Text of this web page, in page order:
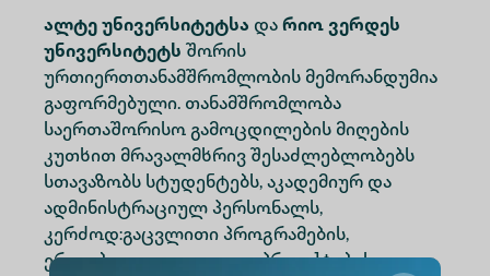
ალტე უნივერსიტეტსა და რიო ვერდეს
უნივერსიტეტს შორის
ურთიერთთანამშრომლობის მემორანდუმია
გაფორმებული. თანამშრომლობა
საერთაშორისო გამოცდილების მიღების
კუთხით მრავალმხრივ შესაძლებლობებს
სთავაზობს სტუდენტებს, აკადემიურ და
ადმინისტრაციულ პერსონალს,
კერძოდ:გაცვლითი პროგრამების,
ერთობლივი კვლევითი პროექტების